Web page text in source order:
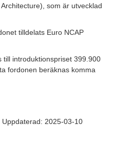
som är utvecklad
tilldelats Euro NCAP
till introduktionspriset 399.900
fordonen beräknas komma
Uppdaterad: 2025-03-10